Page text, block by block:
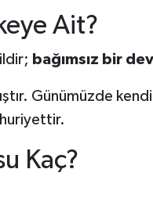
Ait?
bağımsız bir
Günümüzde
Kaç?